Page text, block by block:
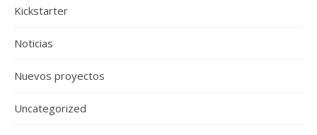
Kickstarter
Noticias
Nuevos proyectos
Uncategorized